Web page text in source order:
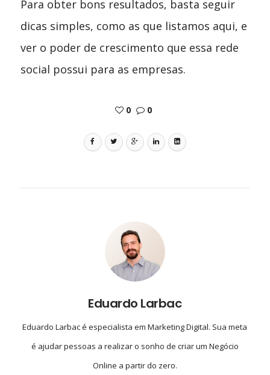
Para obter bons resultados, basta seguir
dicas simples, como as que listamos aqui, e
ver o poder de crescimento que essa rede
social possui para as empresas.
0 0
Eduardo Larbac
Eduardo Larbac é especialista em Marketing Digital. Sua meta
é ajudar pessoas a realizar o sonho de criar um Negócio
Online a partir do zero.